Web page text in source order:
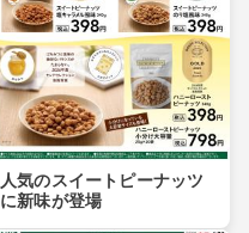
人気のスイートピーナッツ
に新味が登場